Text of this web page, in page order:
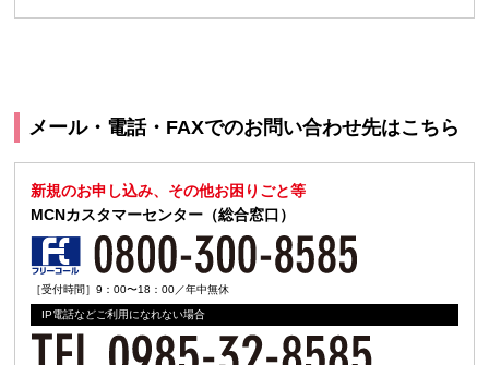
メール・電話・FAXでのお問い合わせ先はこちら
新規のお申し込み、その他お困りごと等
MCNカスタマーセンター（総合窓口）
［受付時間］9：00〜18：00／年中無休
IP電話などご利用になれない場合